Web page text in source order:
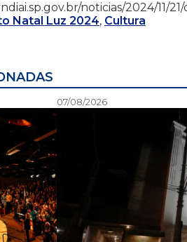
noticias/2024/
Natal Luz 2024, Cultura
07/08/2026